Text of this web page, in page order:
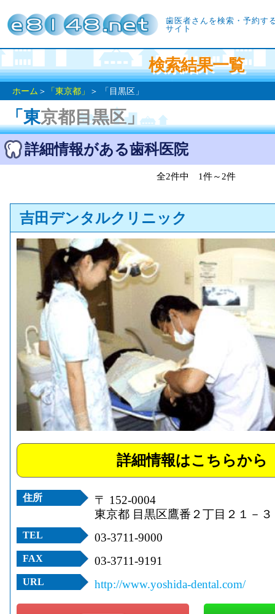
歯医者さんを検索・予約す
サイト
検索結果一覧
ホーム ＞ 「東京都」 ＞ 「目黒区」
「東京都目黒区」
詳細情報がある歯科医院
全2件中 1件～2件
吉田デンタルクリニック
詳細情報はこちらから
住所
〒 152-0004
東京都 目黒区鷹番２丁目２１－３
TEL 03-3711-9000
FAX 03-3711-9191
URL http://www.yoshida-dental.com/